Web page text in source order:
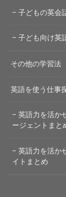
子どもの英会
子ども向け英
その他の学習法
英語を使う仕事
英語力を活か
ージェントまと
英語力を活か
イトまとめ